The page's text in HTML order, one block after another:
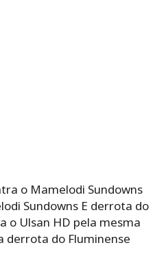
o Mamelodi Sundowns
Sundowns E derrota do
o Ulsan HD pela mesma
derrota do Fluminense